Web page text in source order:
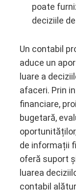
poate
deciziile
Un contabil
aduce un
luare a
afaceri. Prin
financiare,
bugetară,
de informații
oferă suport
luarea
contabil